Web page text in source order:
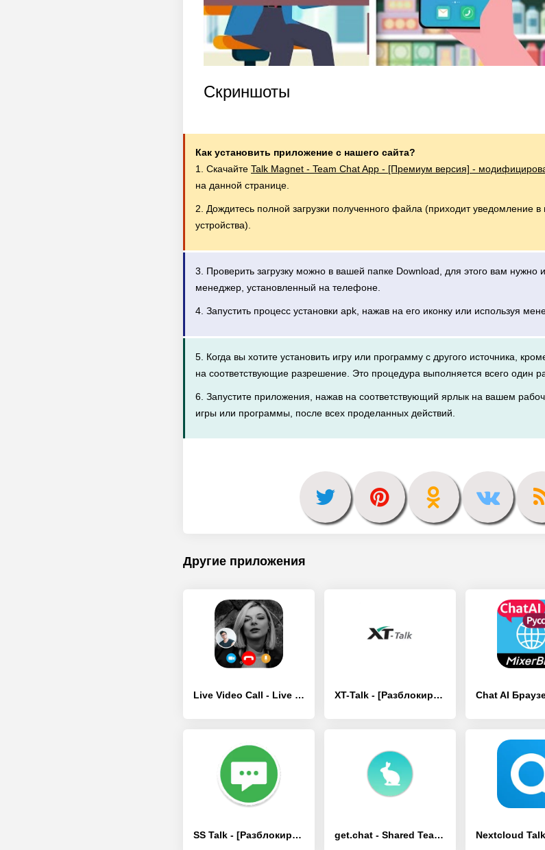
Скриншоты
Как установить приложение с нашего сайта?
1. Скачайте Talk Magnet - Team Chat App - [Премиум версия] -
на данной странице.
2. Дождитесь полной загрузки полученного файла (приходит уведомление в
устройства).
3. Проверить загрузку можно в вашей папке Download, для этого вам
менеджер, установленный на телефоне.
4. Запустить процесс установки apk, нажав на его иконку или используя
5. Когда вы хотите установить игру или программу с другого источника,
на соответствующие разрешение. Это процедура выполняется всего один
6. Запустите приложения, нажав на соответствующий ярлык на вашем
игры или программы, после всех проделанных действий.
Другие приложения
Live Video Call - Live Talk - [Полная версия] XT-Talk - [Разблокированная версия]
SS Talk - [Разблокированная версия] get.chat - Shared Team Inbox - [Полная версия]